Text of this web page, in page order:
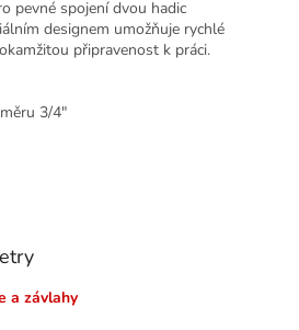
pevné spojení dvou hadic
designem umožňuje rychlé
připravenost k práci.
3/4"
a závlahy